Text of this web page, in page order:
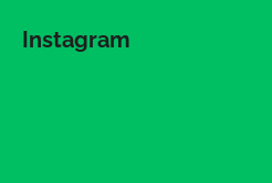
Instagram